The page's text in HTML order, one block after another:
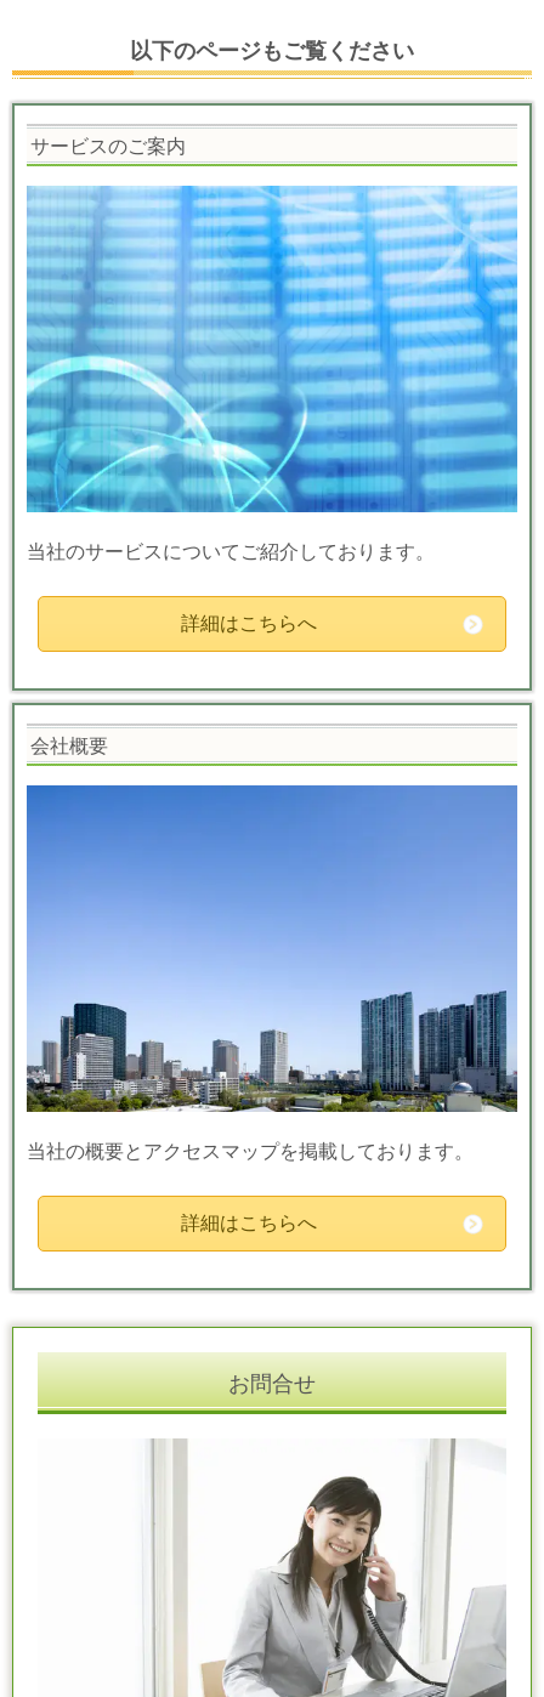
以下のページもご覧ください
サービスのご案内
当社のサービスについてご紹介しております。
詳細はこちらへ
会社概要
当社の概要とアクセスマップを掲載しております。
詳細はこちらへ
お問合せ